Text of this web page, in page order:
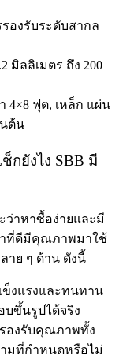
องรับระดับสากล
มิลลิเมตร ถึง 200
4×8 ฟุต, เหล็ก แผ่น
นต้น
กยังไง SBB มี
ว่าหาซื้อง่ายและมี
าที่ดีมีคุณภาพมาใช้
าย ๆ ด้าน ดังนี้
งแรงและทนทาน
บขึ้นรูปได้จริง
องรับคุณภาพทั้ง
มที่กำหนดหรือไม่